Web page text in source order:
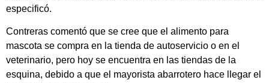
especificó.
Contreras comentó que se cree que el alimento para
mascota se compra en la tienda de autoservicio o en el
veterinario, pero hoy se encuentra en las tiendas de la
esquina, debido a que el mayorista abarrotero hace llegar el